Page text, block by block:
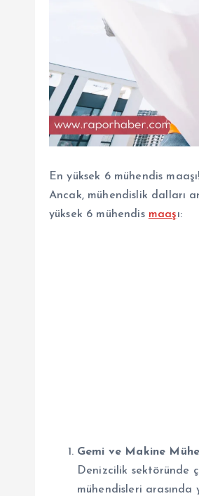
En yüksek 6 mühendis
Ancak, mühendislik dalları
yüksek 6 mühendis maaşı:
Gemi ve Makine
Denizcilik sektöründe
mühendisleri